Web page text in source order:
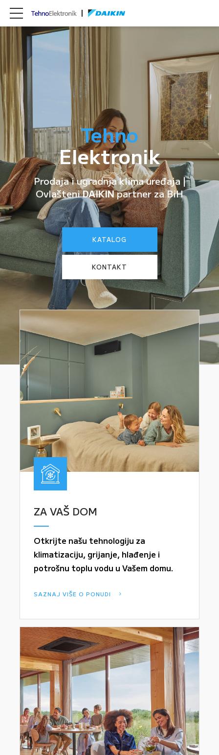
Tehno
Elektronik
Prodaja i ugradnja klima uređaja |
OvlašteniDAIKINpartner za BiH
KATALOG
KONTAKT
ZA VAŠ DOM
Otkrijte našu tehnologiju za
klimatizaciju, grijanje, hlađenje i
potrošnu toplu vodu u Vašem domu.
SAZNAJ VIŠE O PONUDI